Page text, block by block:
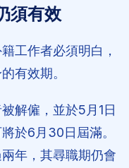
須有效
工作者必須明白，
有效期。
解僱，並於5月1日
於6月30日屆滿。
年，其尋職期仍會